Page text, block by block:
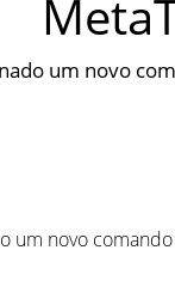
um novo
um novo